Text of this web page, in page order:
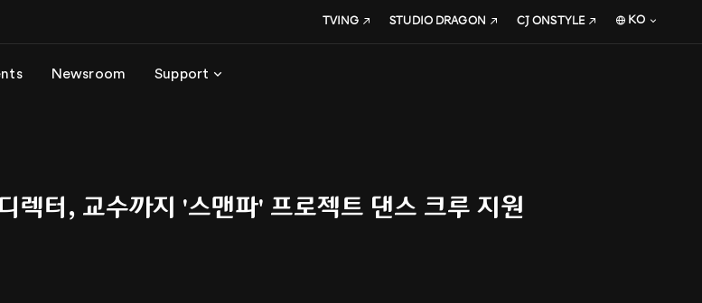
Newsroom Support
TVING STUDIO DRAGON CJ ONSTYLE KO
터, 교수까지 '스맨파' 프로젝트 댄스 크루 지원